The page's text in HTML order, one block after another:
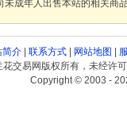
未成年人出售本站的相关商
简介| 联系方式| 网站地图
花交易网版权所有，未经许
Copyright © 2003 -